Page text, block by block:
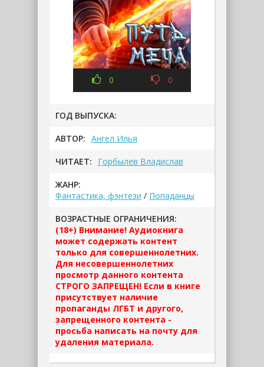
0 0
ГОД ВЫПУСКА:
АВТОР: Ангел Илья
ЧИТАЕТ: Горбылев Владислав
ЖАНР:
Фантастика, фэнтези / Попаданцы
ВОЗРАСТНЫЕ ОГРАНИЧЕНИЯ:
(18+) Внимание! Аудиокнига
может содержать контент
только для совершеннолетних.
Для несовершеннолетних
просмотр данного контента
СТРОГО ЗАПРЕЩЕН! Если в книге
присутствует наличие
пропаганды ЛГБТ и другого,
запрещенного контента -
просьба написать на почту для
удаления материала.